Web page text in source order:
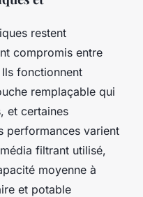
restent
compromis entre
fonctionnent
remplaçable qui
et certaines
performances varient
filtrant utilisé,
moyenne à
et potable